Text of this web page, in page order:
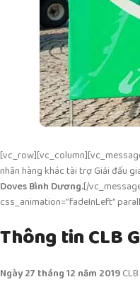
nhãn hàng khác tài trợ Giảiđấu
Doves Bình Dương.[/
css_animation=”fadeInLeft”
Thông tin CLB
Ngày 27 tháng 12 năm 2019